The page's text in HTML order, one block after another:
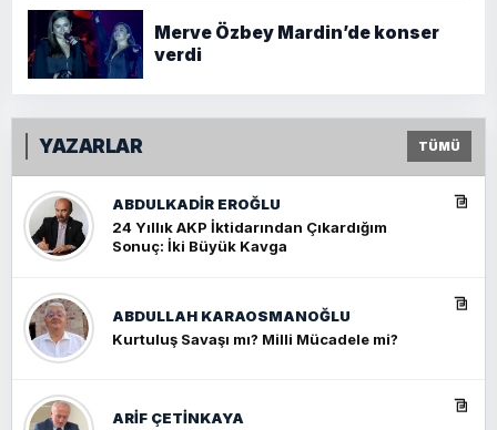
Merve Özbey Mardin’de konser
verdi
YAZARLAR TÜMÜ
ABDULKADIR EROĞLU
24 Yıllık AKP İktidarından Çıkardığım
Sonuç: İki Büyük Kavga
ABDULLAH KARAOSMANOĞLU
Kurtuluş Savaşı mı? Milli Mücadele mi?
ARIF ÇETİNKAYA